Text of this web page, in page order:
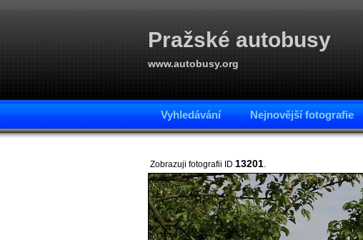
Pražské autobusy
www.autobusy.org
Vyhledávání Nejnovější fotografie
Zobrazuji fotografii ID 13201.